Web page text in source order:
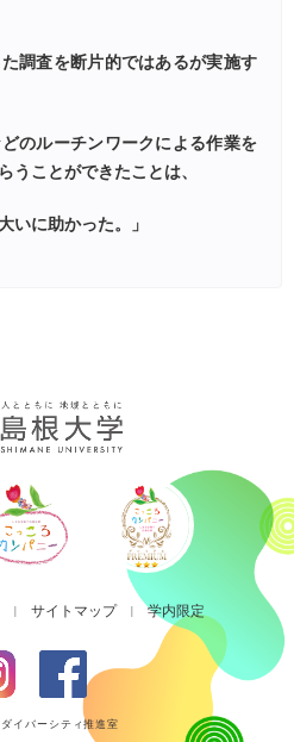
調査を断片的ではあるが実施す
のルーチンワークによる作業を
うことができたことは、
いに助かった。」
サイトマップ 学内限定
イバーシティ推進室